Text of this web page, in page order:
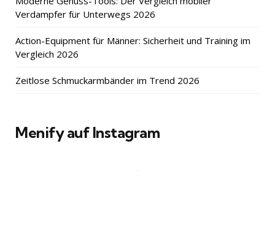
Verdampfer für Unterwegs 2026
Action-Equipment für Männer: Sicherheit und Training im
Vergleich 2026
Zeitlose Schmuckarmbänder im Trend 2026
Menify auf Instagram